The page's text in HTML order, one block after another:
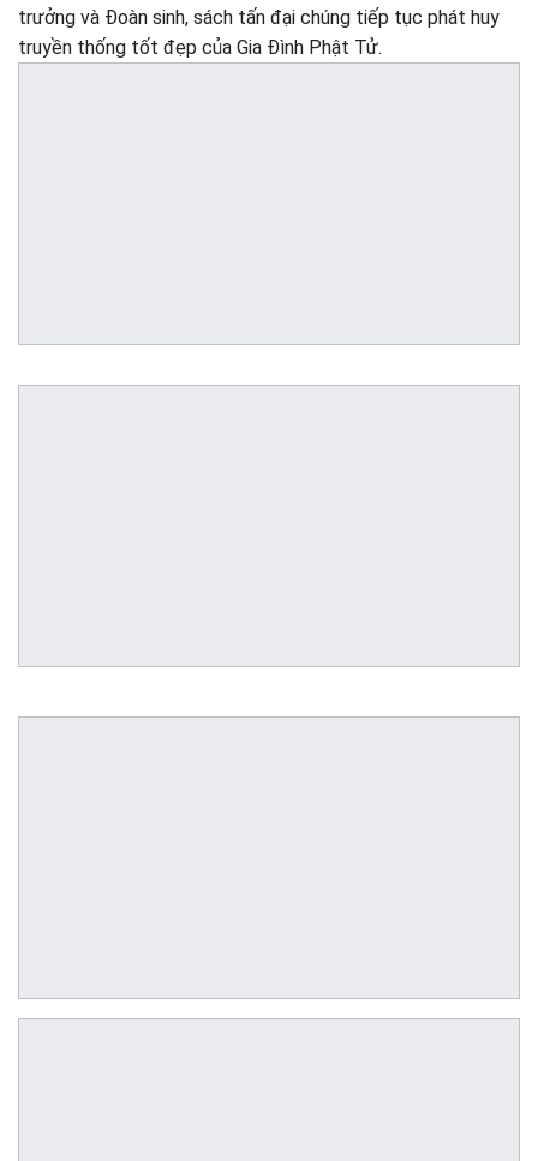
trưởng và Đoàn sinh, sách tấn đại chúng tiếp tục phát huy
truyền thống tốt đẹp của Gia Đình Phật Tử.